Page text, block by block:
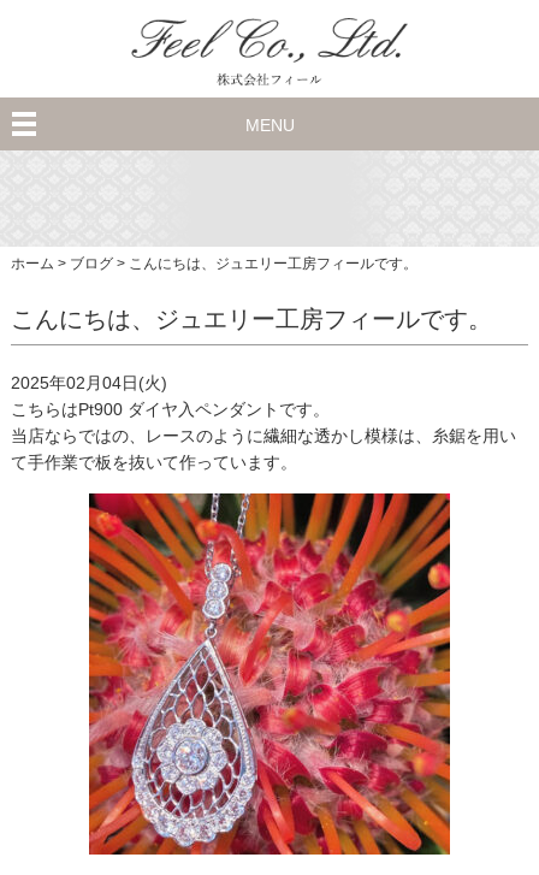
MENU
ホーム > ブログ> こんにちは、ジュエリー工房フィールです。
こんにちは、ジュエリー工房フィールです。
2025年02月04日(火)
こちらはPt900 ダイヤ入ペンダントです。
当店ならではの、レースのように繊細な透かし模様は、糸鋸を用い
て手作業で板を抜いて作っています。